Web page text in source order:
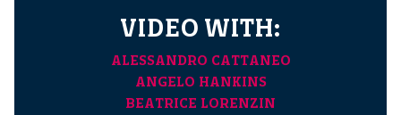
VIDEO WITH:
ALESSANDRO CATTANEO
ANGELO HANKINS
BEATRICE LORENZIN